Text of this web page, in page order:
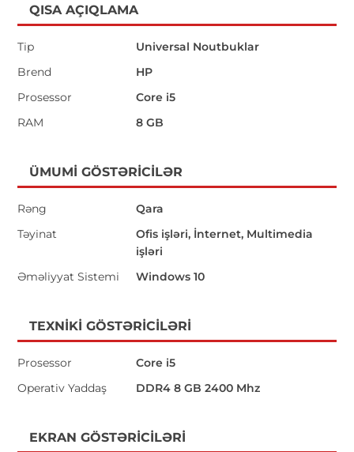
QISA AÇIQLAMA
Tip
Universal Noutbuklar
Brend
HP
Prosessor
Core i5
RAM
8 GB
ÜMUMI GÖSTƏRICILƏR
Rəng
Qara
Təyinat
Ofis işləri, İnternet, Multimedia
işləri
Əməliyyat Sistemi
Windows 10
TEXNIKI GÖSTƏRICILƏRI
Prosessor
Core i5
Operativ Yaddaş
DDR4 8 GB 2400 Mhz
EKRAN GÖSTƏRICILƏRI